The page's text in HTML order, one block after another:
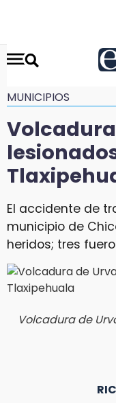
MUNICIPIOS
El accidente de
municipio de
heridos; tres
Volcadura de